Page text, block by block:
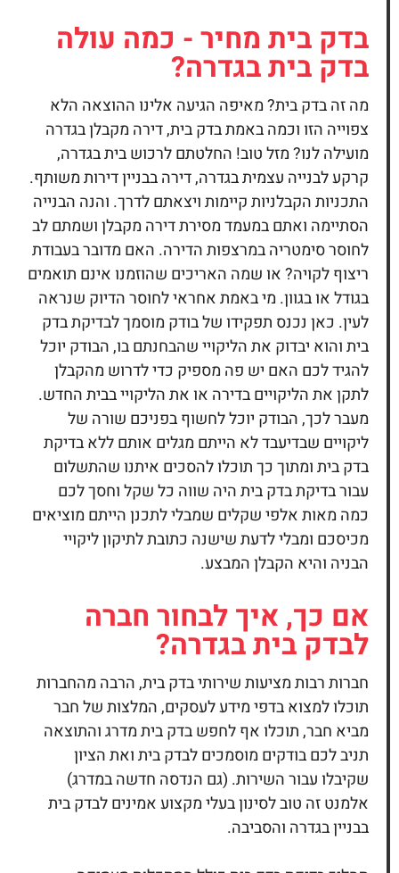
בדק בית מחיר - כמה עולה
בדק בית בגדרה?
מה זהבדק בית?מאיפה הגיעה אלינו ההוצאה הלא
צפוייה הזו וכמה באמת בדק בית, דירה מקבלן בגדרה
מועילה לנו? מזל טוב! החלטתם לרכוש בית בגדרה,
קרקע לבנייה עצמית בגדרה, דירה בבניין דירות משותף.
התכניות הקבלניות קיימות ויצאתם לדרך. והנה הבנייה
הסתיימה ואתם במעמד מסירת דירה מקבלן ושמתם לב
לחוסר סימטריה במרצפות הדירה. האם מדובר בעבודת
ריצוף לקויה? או שמה האריכים שהוזמנו אינם תואמים
בגודל או בגוון. מי באמת אחראי לחוסר הדיוק שנראה
לעין. כאן נכנס תפקידו של בודק מוסמך לבדיקת בדק
בית והוא יבדוק את הליקויי שהבחנתם בו, הבודק יוכל
להגיד לכם האם יש פה מספיק כדי לדרוש מהקבלן
לתקן את הליקויים בדירה או את הליקויי בבית החדש.
מעבר לכך, הבודק יוכל לחשוף בפניכם שורה של
ליקויים שבדיעבד לא הייתם מגלים אותם ללא בדיקת
בדק בית ומתוך כך תוכלו להסכים איתנו שהתשלום
עבור בדיקת בדק בית היה שווה כל שקל וחסך לכם
כמה מאות אלפי שקלים שמבלי לתכנן הייתם מוציאים
מכיסכם ומבלי לדעת שישנה כתובת לתיקון ליקויי
הבניה והיא הקבלן המבצע.
אם כך, איך לבחור חברה
לבדק בית בגדרה?
חברות רבות מציעות שירותיבדק בית,הרבה מהחברות
תוכלו למצוא בדפי מידע לעסקים, המלצות של חבר
מביא חבר, תוכלו אף לחפש בדק בית מדרג והתוצאה
תניב לכם בודקים מוסמכים לבדק בית ואת הציון
שקיבלו עבור השירות. (גם הנדסה חדשה במדרג)
אלמנט זה טוב לסינון בעלי מקצוע אמינים לבדק בית
בבניין בגדרה והסביבה.